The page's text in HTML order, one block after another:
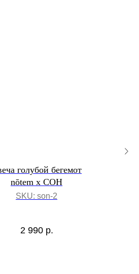
голубой бегемот
nōtem x СОН
SKU: son-2
2 990 р.